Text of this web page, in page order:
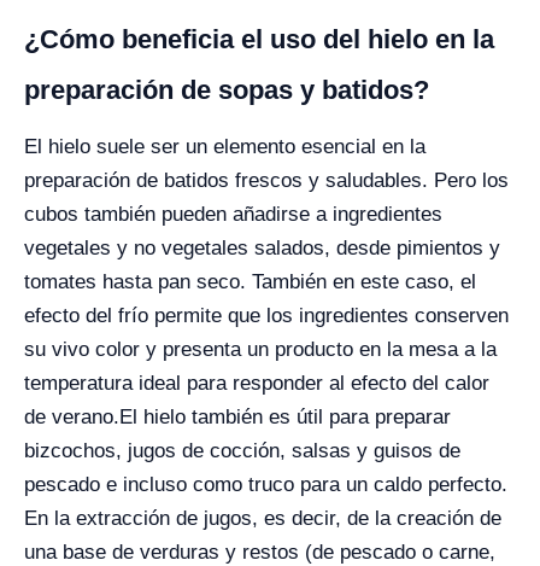
¿Cómo beneficia el uso del hielo en la
preparación de sopas y batidos?
El hielo suele ser un elemento esencial en la
preparación de batidos frescos y saludables. Pero los
cubos también pueden añadirse a ingredientes
vegetales y no vegetales salados, desde pimientos y
tomates hasta pan seco. También en este caso, el
efecto del frío permite que los ingredientes conserven
su vivo color y presenta un producto en la mesa a la
temperatura ideal para responder al efecto del calor
de verano. El hielo también es útil para preparar
bizcochos, jugos de cocción, salsas y guisos de
pescado e incluso como truco para un caldo perfecto.
En la extracción de jugos, es decir, de la creación de
una base de verduras y restos (de pescado o carne,